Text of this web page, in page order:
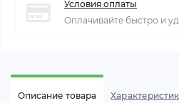
Условия оплаты
Оплачивайте быстро и
Описание товара